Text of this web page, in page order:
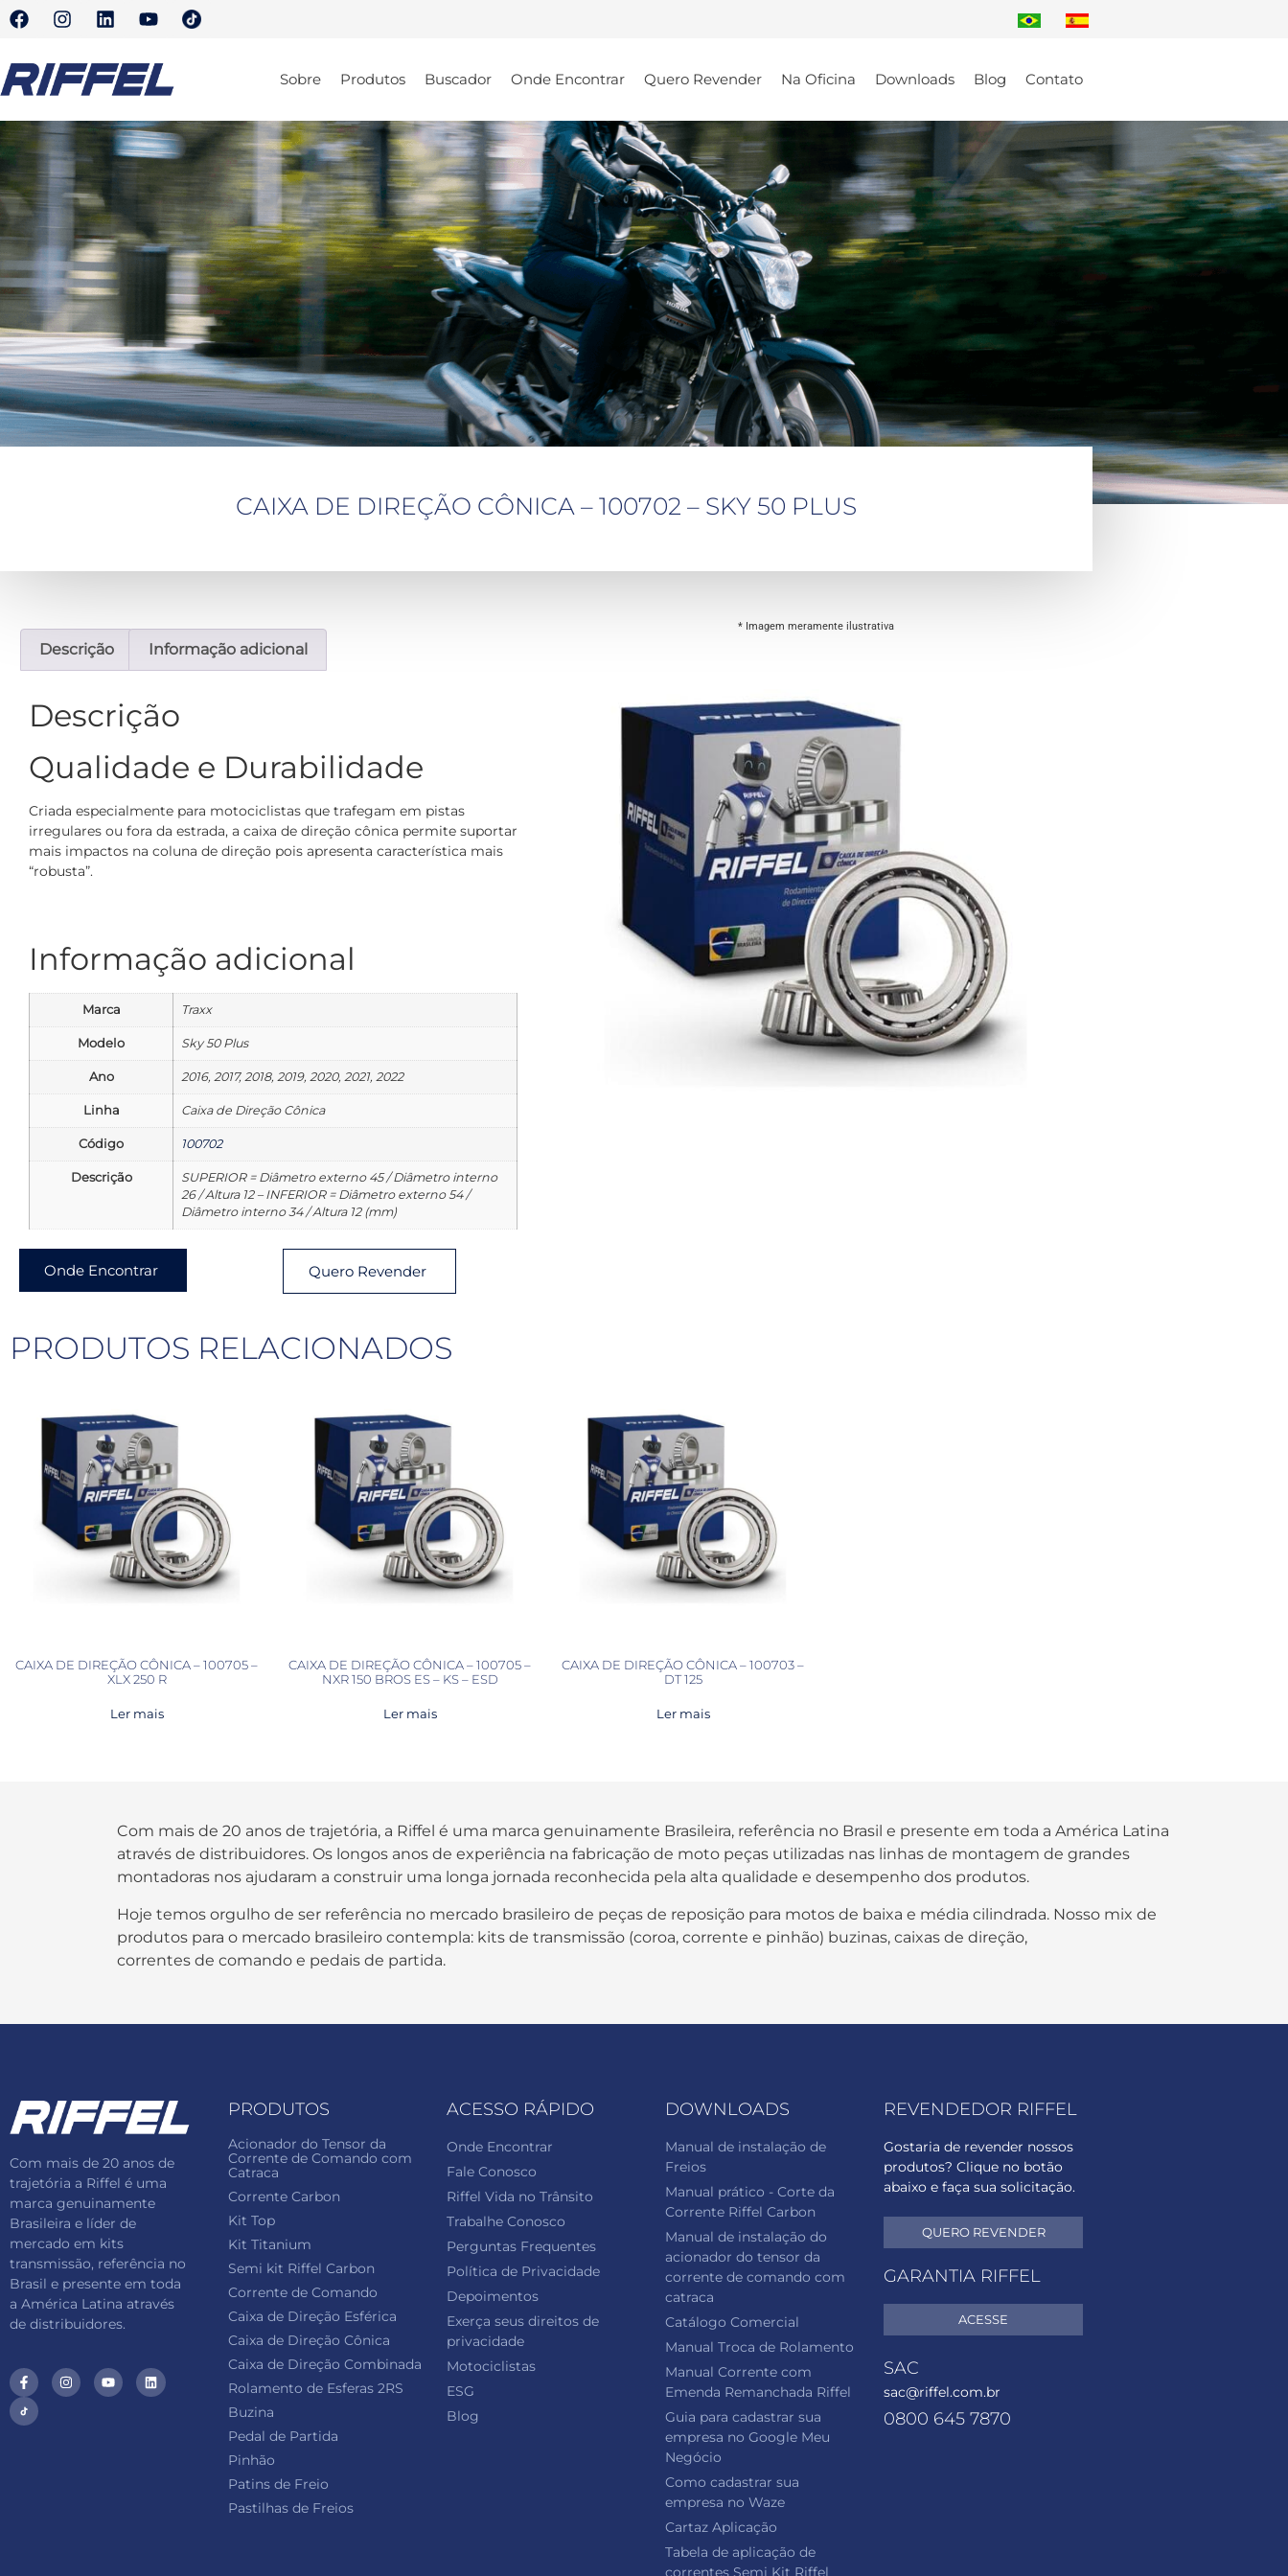
Sobre Produtos Buscador Onde Encontrar Quero Revender Na Oficina Downloads Blog Contato
CAIXA DE DIREÇÃO CÔNICA – 100702 – SKY 50 PLUS
Descrição Informação adicional
Descrição
Qualidade e Durabilidade
Criada especialmente para motociclistas que trafegam em pistas
irregulares ou fora da estrada, a caixa de direção cônica permite suportar
mais impactos na coluna de direção pois apresenta característica mais
“robusta”.
Informação adicional
Marca Traxx
Modelo Sky 50 Plus
Ano 2016, 2017, 2018, 2019, 2020, 2021, 2022
Linha Caixa de Direção Cônica
Código 100702
Descrição
SUPERIOR = Diâmetro externo 45 / Diâmetro interno
26 / Altura 12 – INFERIOR = Diâmetro externo 54 /
Diâmetro interno 34 / Altura 12 (mm)
Onde Encontrar Quero Revender
* Imagem meramente ilustrativa
PRODUTOS RELACIONADOS
CAIXA DE DIREÇÃO CÔNICA – 100705 –
XLX 250 R
Ler mais
CAIXA DE DIREÇÃO CÔNICA – 100705 –
NXR 150 BROS ES – KS – ESD
Ler mais
CAIXA DE DIREÇÃO CÔNICA – 100703 –
DT 125
Ler mais
Com mais de 20 anos de trajetória, a Riffel é uma marca genuinamente Brasileira, referência no Brasil e presente em toda a América Latina
através de distribuidores. Os longos anos de experiência na fabricação de moto peças utilizadas nas linhas de montagem de grandes
montadoras nos ajudaram a construir uma longa jornada reconhecida pela alta qualidade e desempenho dos produtos.
Hoje temos orgulho de ser referência no mercado brasileiro de peças de reposição para motos de baixa e média cilindrada. Nosso mix de
produtos para o mercado brasileiro contempla: kits de transmissão (coroa, corrente e pinhão) buzinas, caixas de direção,
correntes de comando e pedais de partida.
Com mais de 20 anos de
trajetória a Riffel é uma
marca genuinamente
Brasileira e líder de
mercado em kits
transmissão, referência no
Brasil e presente em toda
a América Latina através
de distribuidores.
PRODUTOS
Acionador do Tensor da
Corrente de Comando com
Catraca
Corrente Carbon
Kit Top
Kit Titanium
Semi kit Riffel Carbon
Corrente de Comando
Caixa de Direção Esférica
Caixa de Direção Cônica
Caixa de Direção Combinada
Rolamento de Esferas 2RS
Buzina
Pedal de Partida
Pinhão
Patins de Freio
Pastilhas de Freios
ACESSO RÁPIDO
Onde Encontrar
Fale Conosco
Riffel Vida no Trânsito
Trabalhe Conosco
Perguntas Frequentes
Política de Privacidade
Depoimentos
Exerça seus direitos de
privacidade
Motociclistas
ESG
Blog
DOWNLOADS
Manual de instalação de
Freios
Manual prático - Corte da
Corrente Riffel Carbon
Manual de instalação do
acionador do tensor da
corrente de comando com
catraca
Catálogo Comercial
Manual Troca de Rolamento
Manual Corrente com
Emenda Remanchada Riffel
Guia para cadastrar sua
empresa no Google Meu
Negócio
Como cadastrar sua
empresa no Waze
Cartaz Aplicação
Tabela de aplicação de
correntes Semi Kit Riffel
REVENDEDOR RIFFEL
Gostaria de revender nossos
produtos? Clique no botão
abaixo e faça sua solicitação.
QUERO REVENDER
GARANTIA RIFFEL
ACESSE
SAC
sac@riffel.com.br
0800 645 7870